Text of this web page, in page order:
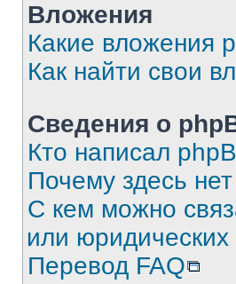
Вложения
Какие вложения
Как найти свои
Сведения о
Кто написал
Почему здесь
С кем можно
или
Перевод FAQ